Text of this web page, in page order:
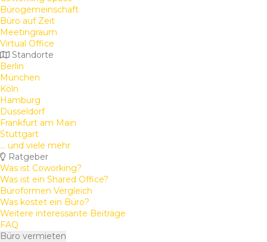
Bürogemeinschaft
Büro auf Zeit
Meetingraum
Virtual Office
Standorte
Berlin
München
Köln
Hamburg
Düsseldorf
Frankfurt am Main
Stuttgart
... und viele mehr
Ratgeber
Was ist Coworking?
Was ist ein Shared Office?
Büroformen Vergleich
Was kostet ein Büro?
Weitere interessante Beiträge
FAQ
Büro vermieten